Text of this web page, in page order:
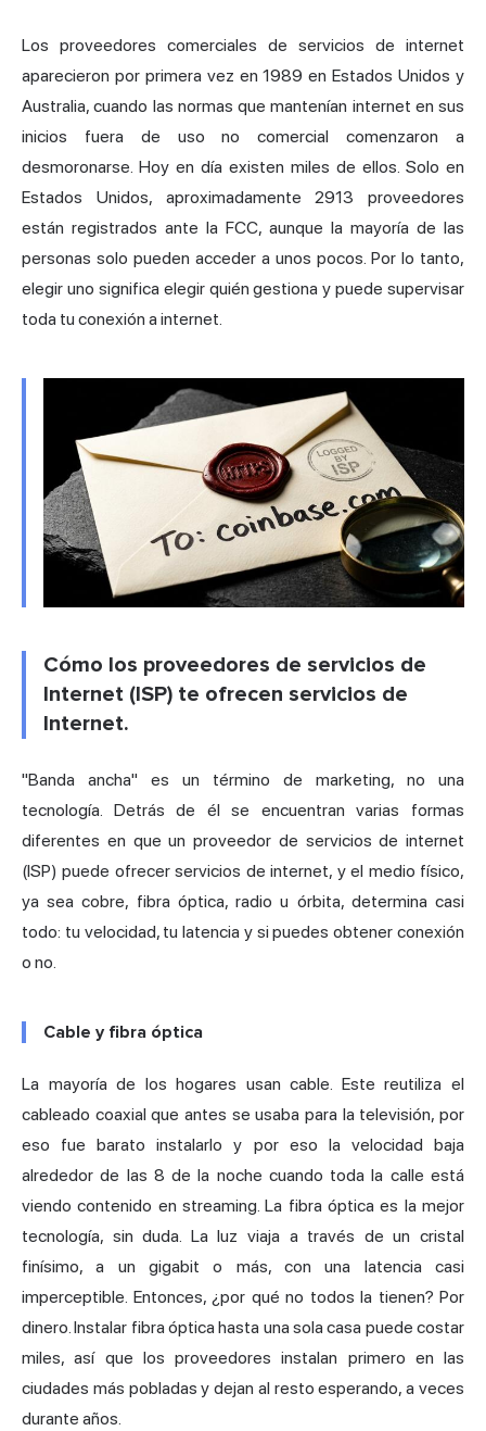
Los proveedores comerciales de servicios de internet
aparecieron por primera vez en 1989 en Estados Unidos y
Australia, cuando las normas que mantenían internet en sus
inicios fuera de uso no comercial comenzaron a
desmoronarse. Hoy en día existen miles de ellos. Solo en
Estados Unidos, aproximadamente 2913 proveedores
están registrados ante la FCC, aunque la mayoría de las
personas solo pueden acceder a unos pocos. Por lo tanto,
elegir uno significa elegir quién gestiona y puede supervisar
toda tu conexión a internet.
Cómo los proveedores de servicios de
Internet (ISP) te ofrecen servicios de
Internet.
"Banda ancha" es un término de marketing, no una
tecnología. Detrás de él se encuentran varias formas
diferentes en que un proveedor de servicios de internet
(ISP) puede ofrecer servicios de internet, y el medio físico,
ya sea cobre, fibra óptica, radio u órbita, determina casi
todo: tu velocidad, tu latencia y si puedes obtener conexión
o no.
Cable y fibra óptica
La mayoría de los hogares usan cable. Este reutiliza el
cableado coaxial que antes se usaba para la televisión, por
eso fue barato instalarlo y por eso la velocidad baja
alrededor de las 8 de la noche cuando toda la calle está
viendo contenido en streaming. La fibra óptica es la mejor
tecnología, sin duda. La luz viaja a través de un cristal
finísimo, a un gigabit o más, con una latencia casi
imperceptible. Entonces, ¿por qué no todos la tienen? Por
dinero. Instalar fibra óptica hasta una sola casa puede costar
miles, así que los proveedores instalan primero en las
ciudades más pobladas y dejan al resto esperando, a veces
durante años.